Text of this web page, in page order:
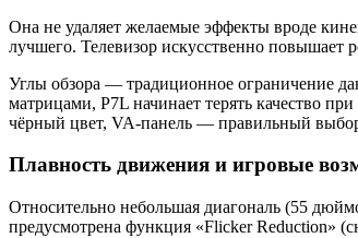
Она не удаляет желаемые эффекты вроде
лучшего. Телевизор искусственно повышает
Углы обзора — традиционное ограничение
матрицами, P7L начинает терять качество
чёрный цвет, VA-панель — правильный
Плавность движения и игровые
Относительно небольшая диагональ (55
предусмотрена функция «Flicker Reduction»